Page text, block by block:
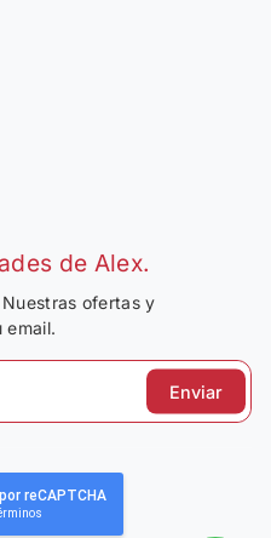
de Alex.
ofertas y
email.
Enviar
reCAPTCHA